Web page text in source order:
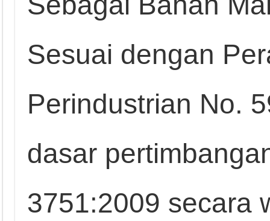
Sesuai dengan
Perindustrian No.
dasar
3751:2009 secara